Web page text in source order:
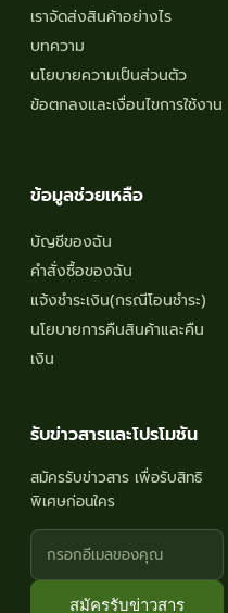
เราจัดส่งสินค้าอย่างไร
บทความ
นโยบายความเป็นส่วนตัว
ข้อตกลงและเงื่อนไขการใช้งาน
ข้อมูลช่วยเหลือ
บัญชีของฉัน
คำสั่งซื้อของฉัน
แจ้งชำระเงิน(กรณีโอนชำระ)
นโยบายการคืนสินค้าและคืน
เงิน
รับข่าวสารและโปรโมชัน
สมัครรับข่าวสาร เพื่อรับสิทธิ
พิเศษก่อนใคร
สมัครรับข่าวสาร